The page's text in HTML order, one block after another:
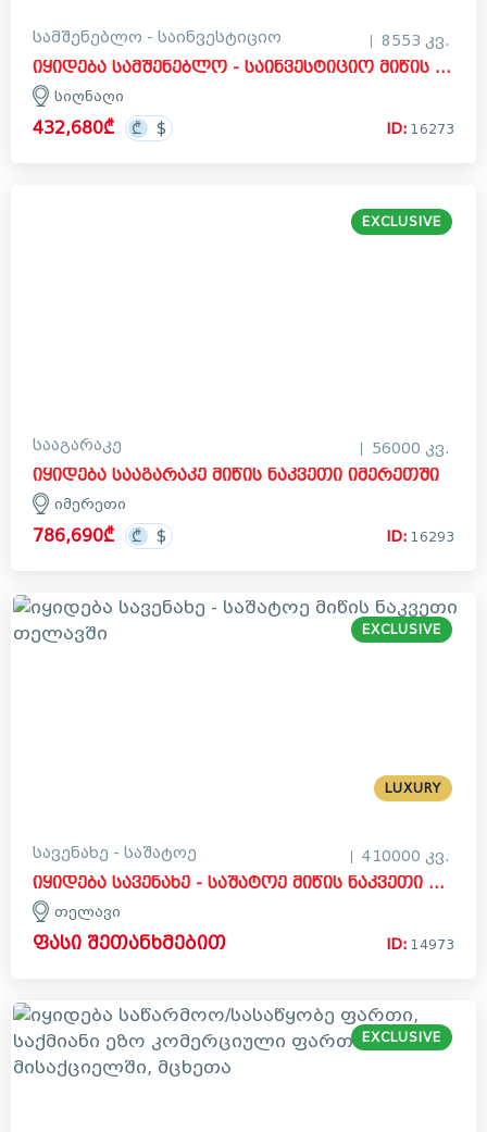
სამშენებლო - საინვესტიციო 8553 კვ.
იყიდება სამშენებლო - საინვესტიციო მიწის ნაკვეთი სიღნაღში
სიღნაღი
432,680₾ ID: 16273
EXCLUSIVE
სააგარაკე 56000 კვ.
იყიდება სააგარაკე მიწის ნაკვეთი იმერეთში
იმერეთი
786,690₾ ID: 16293
LUXURY
EXCLUSIVE
სავენახე - საშატოე 410000 კვ.
იყიდება სავენახე - საშატოე მიწის ნაკვეთი თელავში
თელავი
ფასი შეთანხმებით ID: 14973
EXCLUSIVE